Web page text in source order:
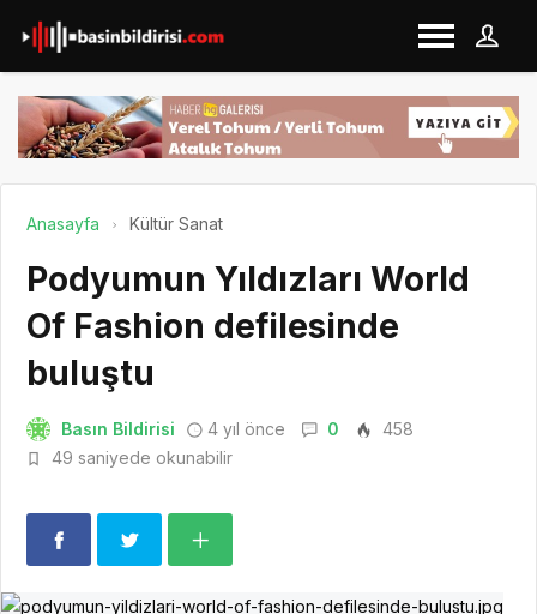
Anasayfa Kültür Sanat
Podyumun Yıldızları World
Of Fashion defilesinde
buluştu
Basın Bildirisi 4 yıl önce 0
458
49 saniyede okunabilir